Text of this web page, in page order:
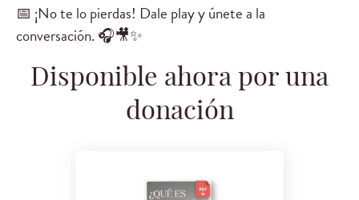
📅 ¡No te lo pierdas! Dale play y únete a la
conversación. 🎧🎥✨
Disponible ahora por una
donación